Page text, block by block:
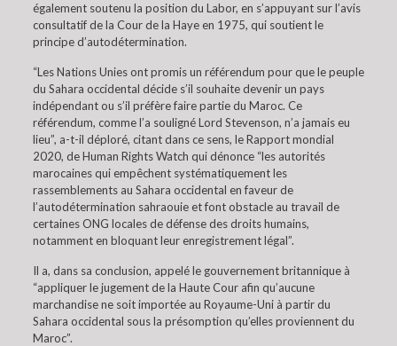
également soutenu la position du Labor, en s’appuyant sur l’avis
consultatif de la Cour de la Haye en 1975, qui soutient le
principe d’autodétermination.
“Les Nations Unies ont promis un référendum pour que le peuple
du Sahara occidental décide s’il souhaite devenir un pays
indépendant ou s’il préfère faire partie du Maroc. Ce
référendum, comme l’a souligné Lord Stevenson, n’a jamais eu
lieu”, a-t-il déploré, citant dans ce sens, le Rapport mondial
2020, de Human Rights Watch qui dénonce “les autorités
marocaines qui empêchent systématiquement les
rassemblements au Sahara occidental en faveur de
l’autodétermination sahraouie et font obstacle au travail de
certaines ONG locales de défense des droits humains,
notamment en bloquant leur enregistrement légal”.
Il a, dans sa conclusion, appelé le gouvernement britannique à
“appliquer le jugement de la Haute Cour afin qu’aucune
marchandise ne soit importée au Royaume-Uni à partir du
Sahara occidental sous la présomption qu’elles proviennent du
Maroc”.